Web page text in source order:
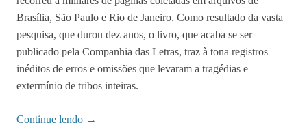
Brasília, São Paulo e Rio de Janeiro. Como resultado da vasta
pesquisa, que durou dez anos, o livro, que acaba se ser
publicado pela Companhia das Letras, traz à tona registros
inéditos de erros e omissões que levaram a tragédias e
extermínio de tribos inteiras.
Continue lendo →